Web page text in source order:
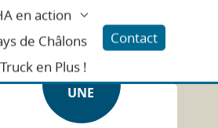
en action
de Châlons
en Plus !
Contact
A LÀ
UNE